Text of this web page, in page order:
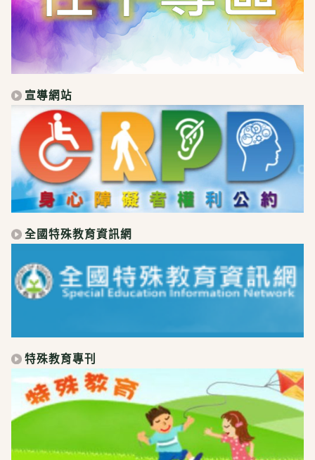
宣導網站
全國特殊教育資訊網
特殊教育專刊